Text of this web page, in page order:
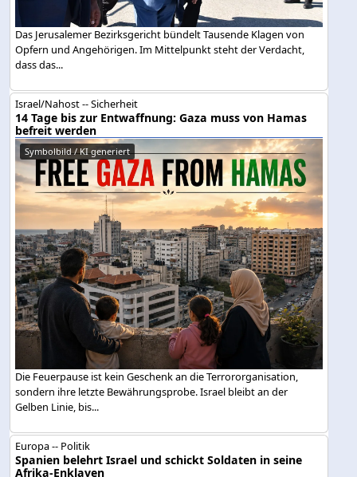
Das Jerusalemer Bezirksgericht bündelt Tausende Klagen von
Opfern und Angehörigen. Im Mittelpunkt steht der Verdacht,
dass das...
Israel/Nahost -- Sicherheit
14 Tage bis zur Entwaffnung: Gaza muss von Hamas
befreit werden
Symbolbild / KI generiert
Die Feuerpause ist kein Geschenk an die Terrororganisation,
sondern ihre letzte Bewährungsprobe. Israel bleibt an der
Gelben Linie, bis...
Europa -- Politik
Spanien belehrt Israel und schickt Soldaten in seine
Afrika-Enklaven